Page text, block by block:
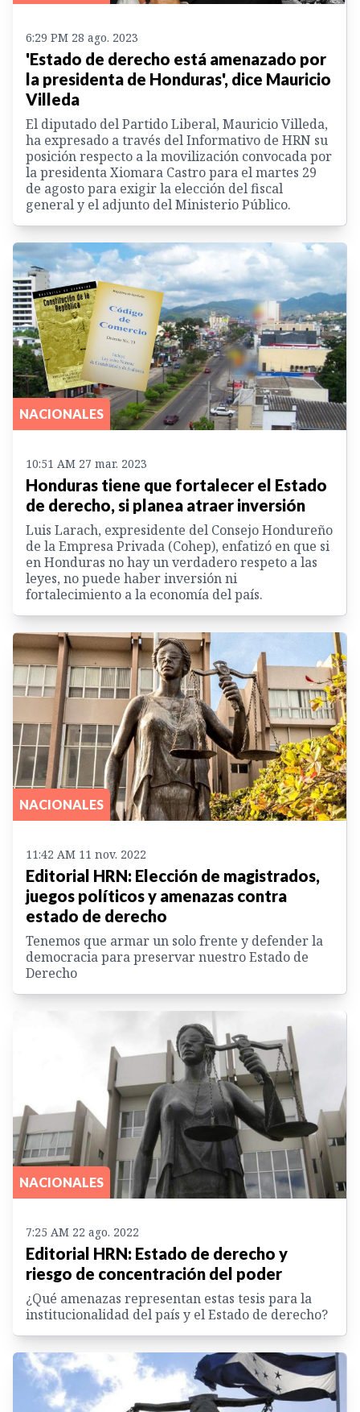
6:29 PM 28 ago. 2023
'Estado de derecho está amenazado por
la presidenta de Honduras', dice Mauricio
Villeda
El diputado del Partido Liberal, Mauricio Villeda,
ha expresado a través del Informativo de HRN su
posición respecto a la movilización convocada por
la presidenta Xiomara Castro para el martes 29
de agosto para exigir la elección del fiscal
general y el adjunto del Ministerio Público.
NACIONALES
10:51 AM 27 mar. 2023
Honduras tiene que fortalecer el Estado
de derecho, si planea atraer inversión
Luis Larach, expresidente del Consejo Hondureño
de la Empresa Privada (Cohep), enfatizó en que si
en Honduras no hay un verdadero respeto a las
leyes, no puede haber inversión ni
fortalecimiento a la economía del país.
NACIONALES
11:42 AM 11 nov. 2022
Editorial HRN: Elección de magistrados,
juegos políticos y amenazas contra
estado de derecho
Tenemos que armar un solo frente y defender la
democracia para preservar nuestro Estado de
Derecho
NACIONALES
7:25 AM 22 ago. 2022
Editorial HRN: Estado de derecho y
riesgo de concentración del poder
¿Qué amenazas representan estas tesis para la
institucionalidad del país y el Estado de derecho?